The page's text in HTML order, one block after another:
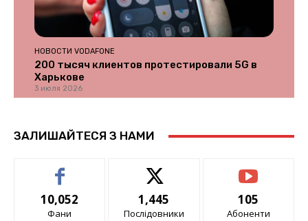
НОВОСТИ VODAFONE
200 тысяч клиентов протестировали 5G в
Харькове
3 июля 2026
ЗАЛИШАЙТЕСЯ З НАМИ
10,052
Фани
1,445
Послідовники
105
Абоненти